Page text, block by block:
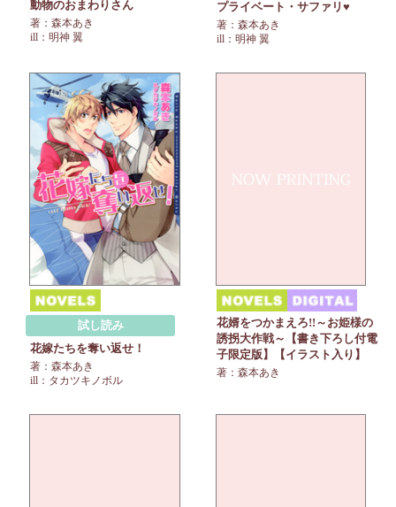
動物のおまわりさん
著：森本あき
ill：明神 翼
プライベート・サファリ♥
著：森本あき
ill：明神 翼
試し読み
花嫁たちを奪い返せ！
著：森本あき
ill：タカツキノボル
花婿をつかまえろ!!～お姫様の
誘拐大作戦～【書き下ろし付電
子限定版】【イラスト入り】
著：森本あき